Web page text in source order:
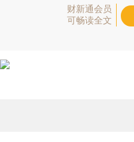
财新通会员
可畅读全文